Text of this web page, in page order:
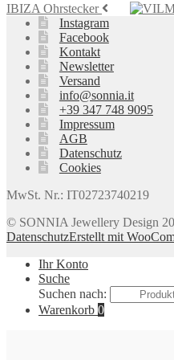
IBIZA Ohrstecker
Instagram
Facebook
Kontakt
Newsletter
Versand
info@sonnia.it
+39 347 748 9095
Impressum
AGB
Datenschutz
Cookies
MwSt. Nr.: IT02723740219
© SONNIA Jewellery Design
DatenschutzErstellt mit
Ihr Konto
Suche
Suchen nach:
Warenkorb 0